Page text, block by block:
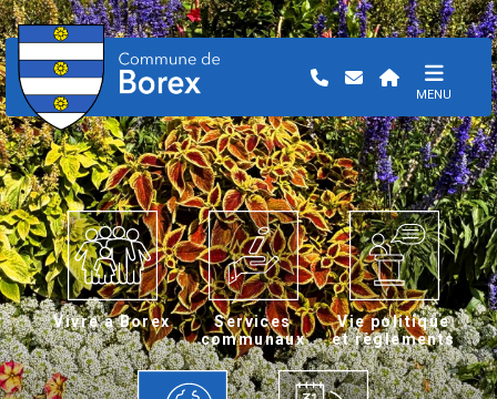
MENU
Vivre a Borex
Services
communaux
Vie politique
et règlements